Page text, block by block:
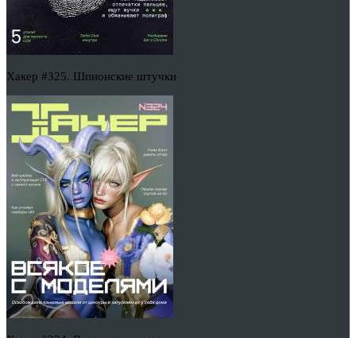
Хакер #325. Шпионские штучки